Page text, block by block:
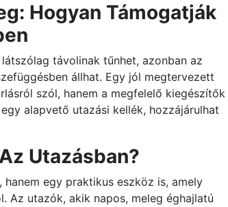
Hogyan Támogatják
távolinak tűnhet, azonban az
állhat. Egy jól megtervezett
szól, hanem a megfelelő kiegészítők
alapvető utazási kellék, hozzájárulhat
Utazásban?
egy praktikus eszköz is, amely
Az utazók, akik napos, meleg éghajlatú